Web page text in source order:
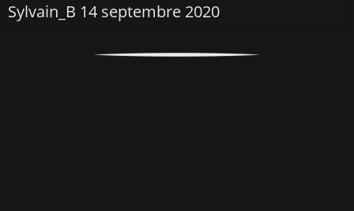
Sylvain_B 14 septembre 2020